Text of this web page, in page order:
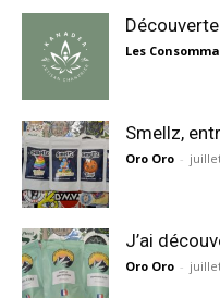
Les
Smellz,
Oro Oro -
J’ai
Oro Oro -